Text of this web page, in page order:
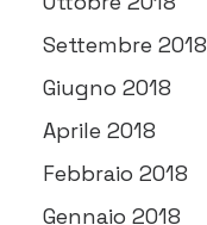
Settembre 2018
Giugno 2018
Aprile 2018
Febbraio 2018
Gennaio 2018